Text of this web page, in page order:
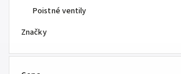
Poistné ventily
Značky